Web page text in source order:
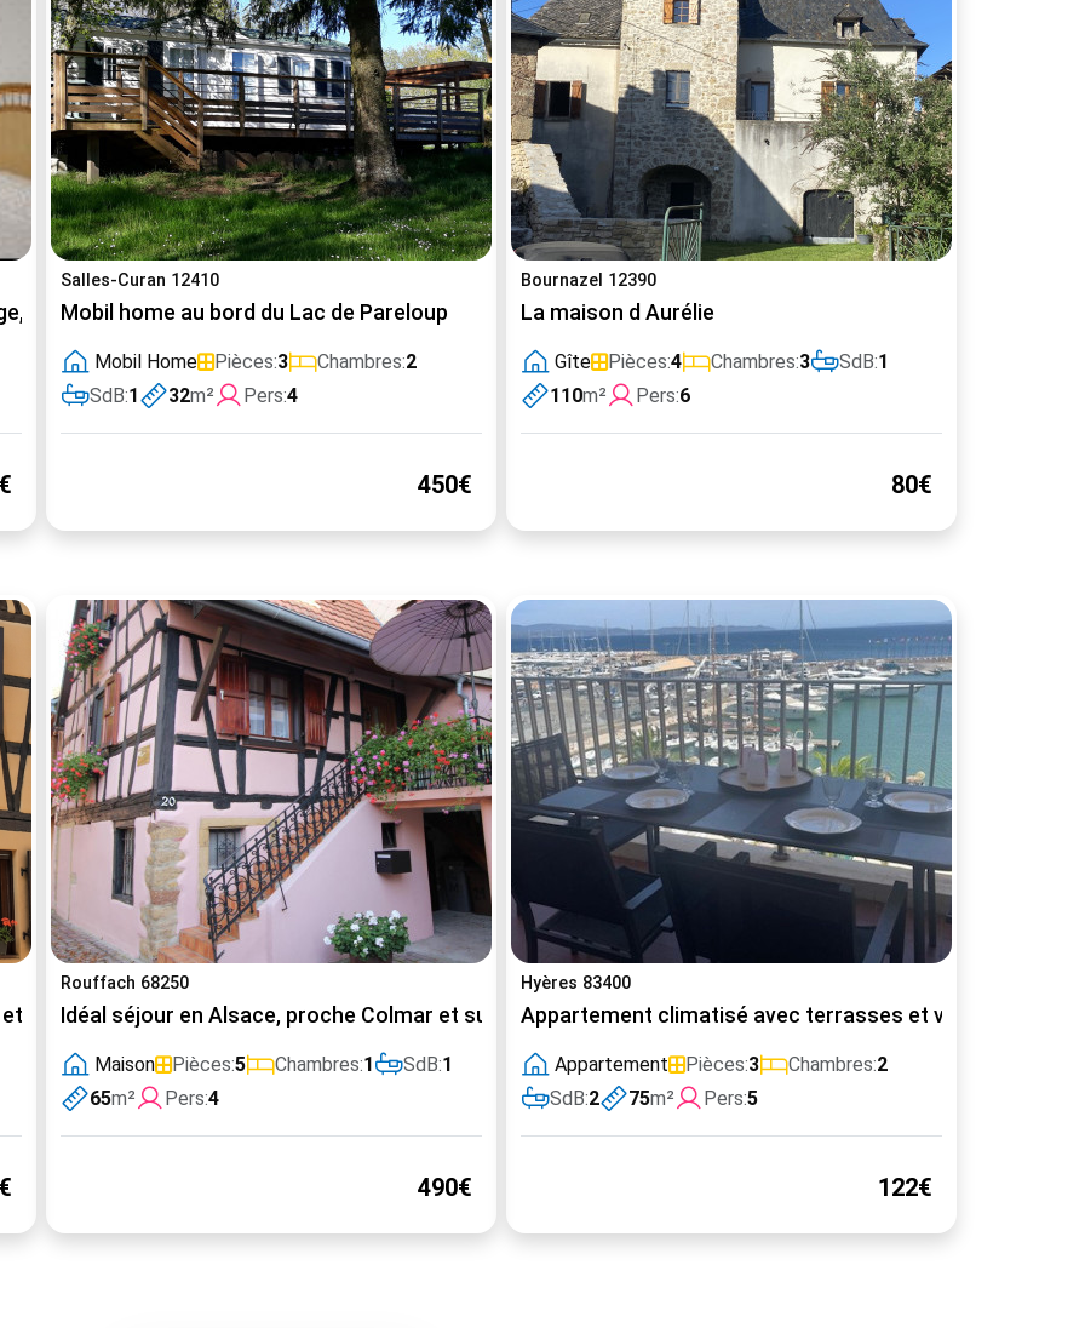
commerces,2à 6pers
Salles-Curan 12410
Mobil home au bord du Lac de Pareloup
Mobil Home Pièces:3 Chambres:2
SdB:1 32m² Pers:4
450€
Bournazel 12390
La maison d Aurélie
Gîte Pièces:4 Chambres:3 SdB:1
110m² Pers:6
80€
sur la route des Vins : Gîte de la Muse et son jardin
Rouffach 68250
Idéal séjour en Alsace, proche Colmar et sur la route des Vins, Gîte de la Liberté
Maison Pièces:5 Chambres:1 SdB:1
65m² Pers:4
490€
Hyères 83400
Appartement climatisé avec terrasses et vue port,
Appartement Pièces:3 Chambres:2
SdB:2 75m² Pers:5
122€